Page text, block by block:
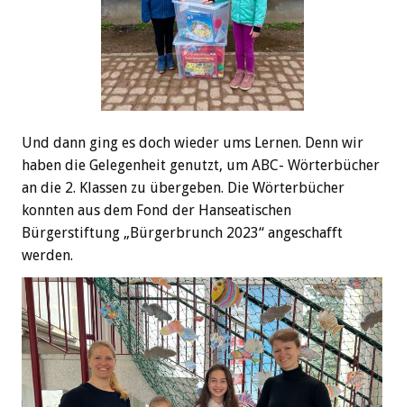
Und dann ging es doch wieder ums Lernen. Denn wir
haben die Gelegenheit genutzt, um ABC- Wörterbücher
an die 2. Klassen zu übergeben. Die Wörterbücher
konnten aus dem Fond der Hanseatischen
Bürgerstiftung „Bürgerbrunch 2023“ angeschafft
werden.